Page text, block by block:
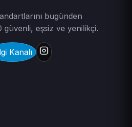
bugünden
güvenli, eşsiz ve yenilikçi.
Kanalı